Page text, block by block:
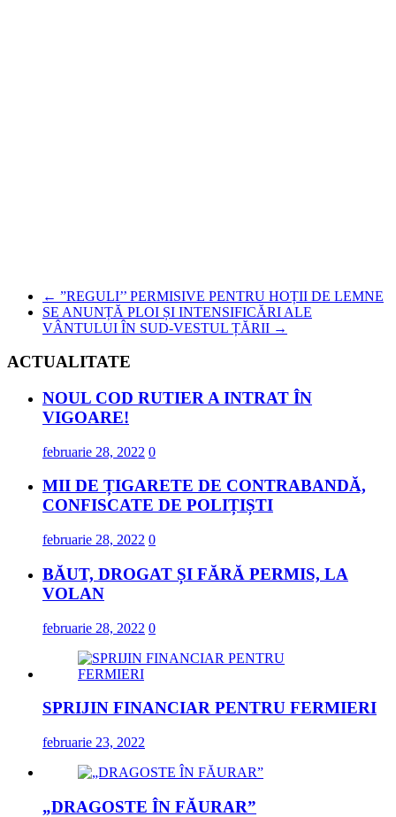
← ”REGULI’’ PERMISIVE PENTRU HOȚII DE LEMNE
SE ANUNȚĂ PLOI ȘI INTENSIFICĂRI ALE
VÂNTULUI ÎN SUD-VESTUL ȚĂRII →
ACTUALITATE
NOUL COD RUTIER A INTRAT ÎN
VIGOARE!
februarie 28, 2022 0
MII DE ȚIGARETE DE CONTRABANDĂ,
CONFISCATE DE POLIȚIȘTI
februarie 28, 2022 0
BĂUT, DROGAT ȘI FĂRĂ PERMIS, LA
VOLAN
februarie 28, 2022 0
SPRIJIN FINANCIAR PENTRU FERMIERI
februarie 23, 2022
„DRAGOSTE ÎN FĂURAR”